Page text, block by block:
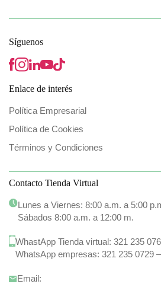
Síguenos
Enlace de interés
Política Empresarial
Política de Cookies
Términos y Condiciones
Contacto Tienda Virtual
Lunes a Viernes: 8:00 a.m. a 5:00
Sábados 8:00 a.m. a 12:00 m.
WhastApp Tienda virtual: 321 235
WhatsApp empresas: 321 235 0729–
Email: